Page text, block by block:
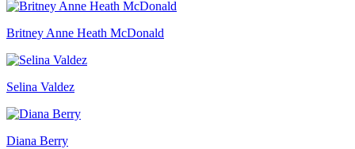
Britney Anne Heath McDonald
Selina Valdez
Diana Berry